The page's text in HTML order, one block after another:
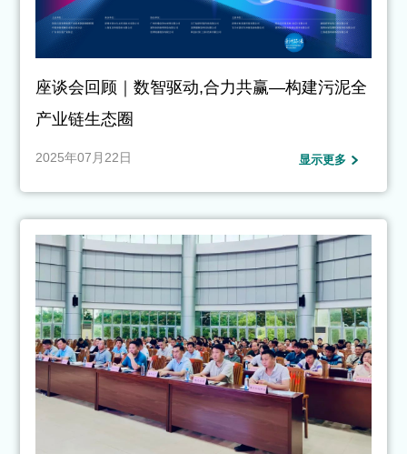
座谈会回顾｜数智驱动,合力共赢—构建污泥全
产业链生态圈
2025年07月22日 显示更多